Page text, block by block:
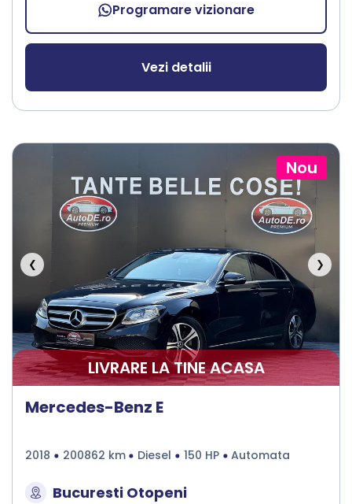
Programare vizionare
Vezi detalii
Nou
❮ ❯
LIVRARE LA TINE ACASA
Mercedes-Benz E
2018 200862 km Diesel 150 HP Automata
Bucuresti Otopeni